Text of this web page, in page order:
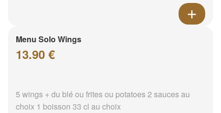
Menu Solo Wings
13.90 €
5 wings + du blé ou frites ou potatoes 2 sauces au
choix 1 boisson 33 cl au choix